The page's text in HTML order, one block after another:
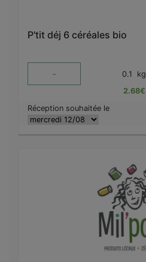
P'tit déj 6 céréales bio
- 0.1 kg
2.68€
Réception souhaitée le